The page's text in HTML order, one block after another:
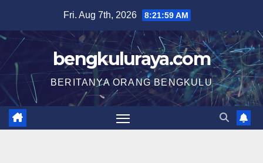
content
Fri. Aug 7th, 2026 8:22:00 AM
bengkuluraya.com
BERITANYA ORANG BENGKULU